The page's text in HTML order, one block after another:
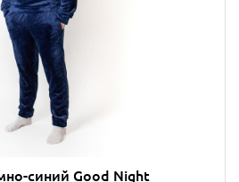
синий Good Night